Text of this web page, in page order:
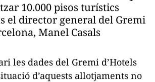
10.000 pisos turístics
el director general del Gremi
Manel Casals
les dades del Gremi d’Hotels
d’aquests allotjaments no